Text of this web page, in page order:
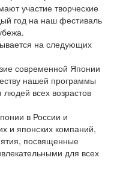
участие творческие
год на наш фестиваль
на следующих
современной Японии
нашей программы
всех возрастов
в России и
и японских компаний,
посвященные
для всех